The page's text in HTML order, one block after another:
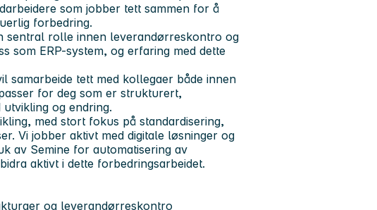
som jobber tett sammen for å
forbedring.
sentral rolle innen leverandørreskontro og
som ERP-system, og erfaring med dette
samarbeide tett med kollegaer både innen
for deg som er strukturert,
og endring.
med stort fokus på standardisering,
Vi jobber aktivt med digitale løsninger og
av Semine for automatisering av
aktivt i dette forbedringsarbeidet.
og leverandørreskontro